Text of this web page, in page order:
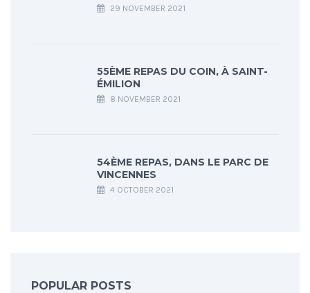
29 NOVEMBER 2021
55ÈME REPAS DU COIN, À SAINT-
ÉMILION
8 NOVEMBER 2021
54ÈME REPAS, DANS LE PARC DE
VINCENNES
4 OCTOBER 2021
POPULAR POSTS